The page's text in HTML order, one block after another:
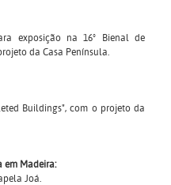
exposição na 16º Bienal de
da Casa Península.
Buildings", com o projeto da
em Madeira:
Joá.